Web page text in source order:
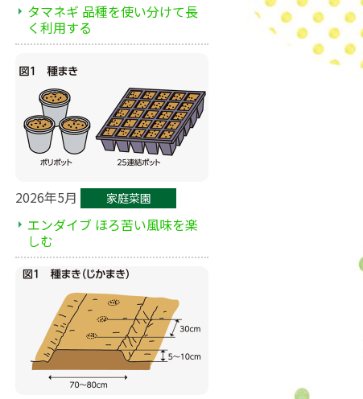
タマネギ 品種を使い分けて長
く利用する
2026年5月 家庭菜園
エンダイブ ほろ苦い風味を楽
しむ